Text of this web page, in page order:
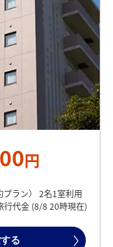
円
ラン） 2名1室利用
行代金 (8/8 20時現在)
る